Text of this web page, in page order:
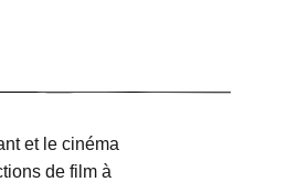
et le cinéma
de film à